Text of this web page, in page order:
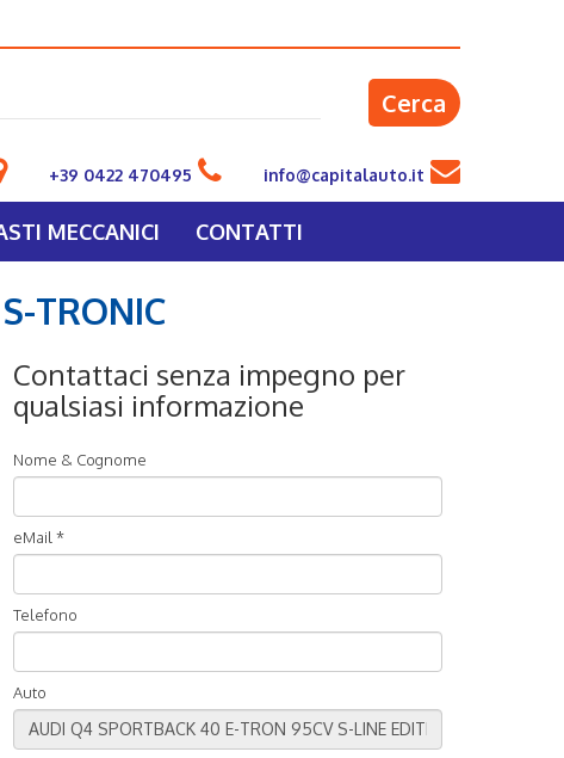
Cerca
+39 0422 470495 info@capitalauto.it
MECCANICI CONTATTI
TRONIC
Contattaci senza impegno per
qualsiasi informazione
Nome & Cognome
eMail *
Telefono
Auto